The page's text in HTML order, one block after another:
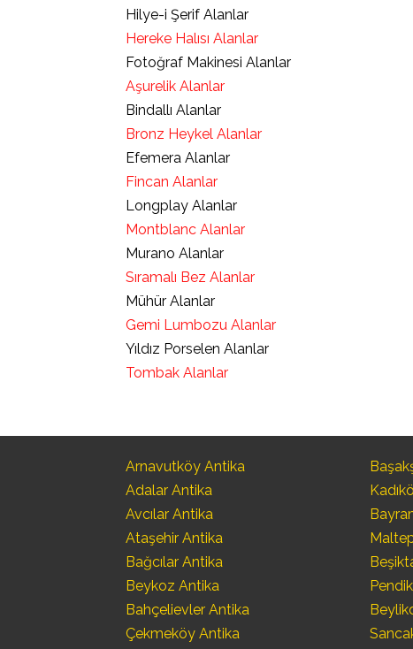
Hilye-i Şerif Alanlar
Hereke Halısı Alanlar
Fotoğraf Makinesi Alanlar
Aşurelik Alanlar
Bindallı Alanlar
Bronz Heykel Alanlar
Efemera Alanlar
Fincan Alanlar
Longplay Alanlar
Montblanc Alanlar
Murano Alanlar
Sıramalı Bez Alanlar
Mühür Alanlar
Gemi Lumbozu Alanlar
Yıldız Porselen Alanlar
Tombak Alanlar
Arnavutköy Antika
Adalar Antika
Avcılar Antika
Ataşehir Antika
Bağcılar Antika
Beykoz Antika
Bahçelievler Antika
Çekmeköy Antika